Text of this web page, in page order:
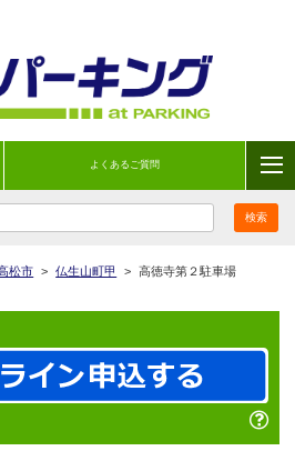
よくあるご質問
松市 > 仏生山町甲 > 高徳寺第２駐車場